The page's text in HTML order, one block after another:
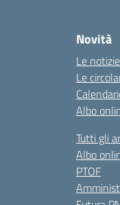
Novità
Le notizie
Le
Albo
Tutti gli
Albo
PTOF